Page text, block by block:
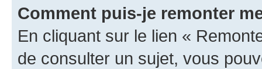
Comment puis-je remonter
En cliquant sur le lien «
de consulter un sujet, vous